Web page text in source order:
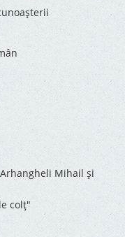
Mihail și
colţ"